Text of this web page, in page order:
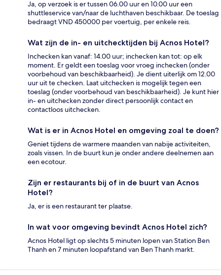
Ja, op verzoek is er tussen 06.00 uur en 10.00 uur een
shuttleservice van/naar de luchthaven beschikbaar. De toeslag
bedraagt VND 450000 per voertuig, per enkele reis.
Wat zijn de in- en uitchecktijden bij Acnos Hotel?
Inchecken kan vanaf: 14.00 uur; inchecken kan tot: op elk
moment. Er geldt een toeslag voor vroeg inchecken (onder
voorbehoud van beschikbaarheid). Je dient uiterlijk om 12.00
uur uit te checken. Laat uitchecken is mogelijk tegen een
toeslag (onder voorbehoud van beschikbaarheid). Je kunt hier
in- en uitchecken zonder direct persoonlijk contact en
contactloos uitchecken.
Wat is er in Acnos Hotel en omgeving zoal te doen?
Geniet tijdens de warmere maanden van nabije activiteiten,
zoals vissen. In de buurt kun je onder andere deelnemen aan
een ecotour.
Zijn er restaurants bij of in de buurt van Acnos
Hotel?
Ja, er is een restaurant ter plaatse.
In wat voor omgeving bevindt Acnos Hotel zich?
Acnos Hotel ligt op slechts 5 minuten lopen van Station Ben
Thanh en 7 minuten loopafstand van Ben Thanh markt.